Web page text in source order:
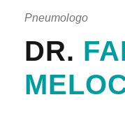
Pneumologo
DR.